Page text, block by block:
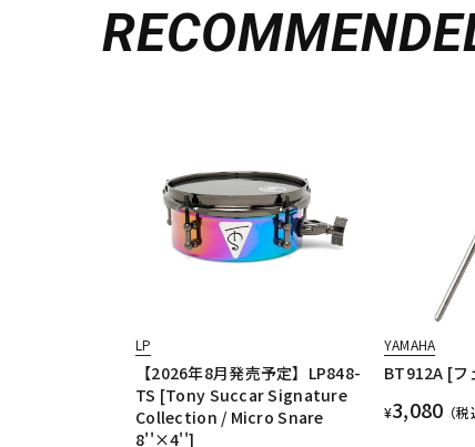
LP
【2026年8月発売予定】LP848-
TS [Tony Succar Signature
Collection / Micro Snare
8''×4'']
YAMAHA
BT912A [フ
¥3,080 （税